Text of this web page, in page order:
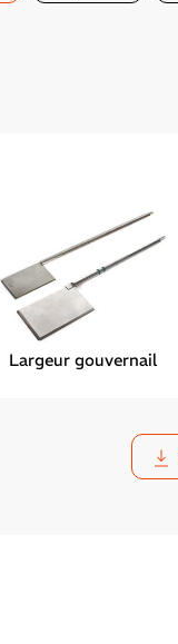
Largeur gouvernail